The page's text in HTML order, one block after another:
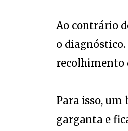
Ao contrário
o
recolhimento
Para isso,
garganta e